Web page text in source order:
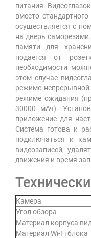
питания.
вместо
осуществляется с
на дверь
памяти для
подается от
необходимости
этом случае
режиме
режиме ожидания
30000 мАч).
приложение для
Система готова к
подключаться к
видеозаписей,
движения и время
Камера
Угол обзора
Материал корпуса
Материал Wi-Fi блока